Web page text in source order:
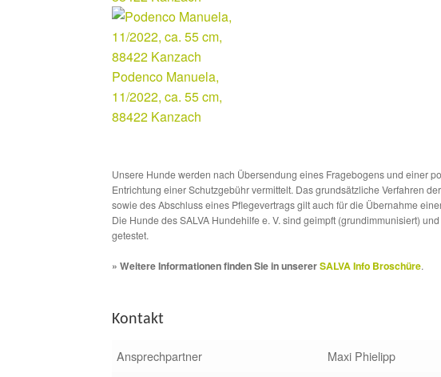
Podenco Manuela,
11/2022, ca. 55 cm,
88422 Kanzach
Unsere Hunde werden nach Übersendung eines Fragebogens und einer
Entrichtung einer Schutzgebühr vermittelt. Das grundsätzliche Verfahren
sowie des Abschluss eines Pflegevertrags gilt auch für die Übernahme
Die Hunde des SALVA Hundehilfe e. V. sind geimpft (grundimmunisiert)
getestet.
» Weitere Informationen finden Sie in unsererSALVA Info Broschüre.
Kontakt
Ansprechpartner
Maxi Phielipp